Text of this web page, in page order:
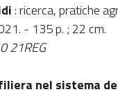
: ricerca, pratiche
- 135 p. ; 22 cm.
21REG
nel sistema